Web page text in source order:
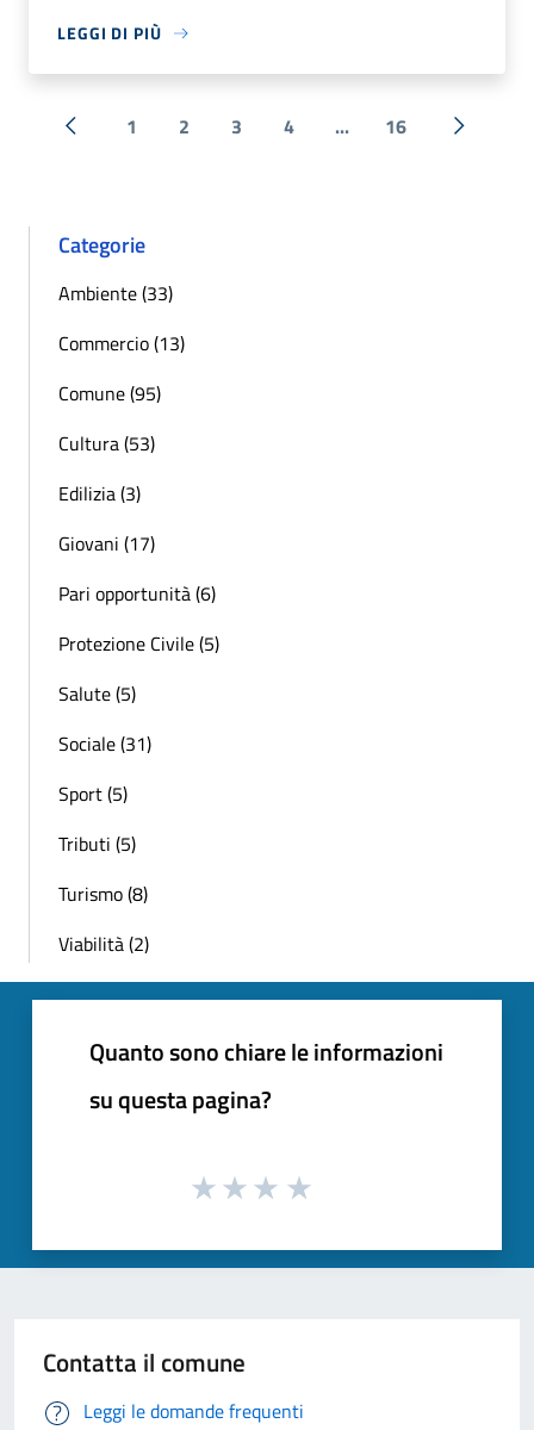
LEGGI DI PIÙ
« Precedente
1 2 3 4 ... 16
Categorie
Ambiente (33)
Commercio (13)
Comune (95)
Cultura (53)
Edilizia (3)
Giovani (17)
Pari opportunità (6)
Protezione Civile (5)
Salute (5)
Sociale (31)
Sport (5)
Tributi (5)
Turismo (8)
Viabilità (2)
Quanto sono chiare le informazioni
su questa pagina?
Contatta il comune
Leggi le domande frequenti